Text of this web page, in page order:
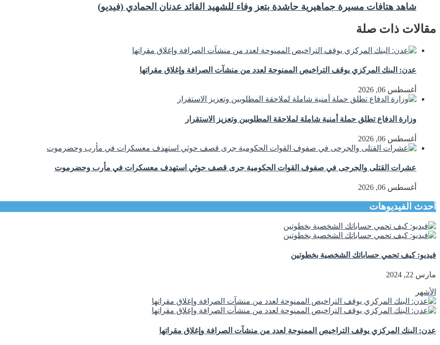
شاهد هتافات مسيرة جماهيرية حاشدة بتعز وفاء للشهيد القائد عدنان الحمادي (فيديو)
مقالات ذات صلة
عدن: البنك المركزي يوقف التراخيص الممنوحة لعدد من منشآت الصرافة وإغلاق مقراتها
أغسطس 06, 2026
وزارة الدفاع تطلق حملة أمنية شاملة لملاحقة المطلوبين وتعزيز الاستقرار
أغسطس 06, 2026
عشرات القتلى والجرحى في صفوف القوات الحكومية جرى قصف حوثي استهدف معسكرات في مأرب وحضرموت
أغسطس 06, 2026
أحدث الفيديوهات
فيديو: كيف تحمي حساباتك الشخصية بخطوتين
مارس 22, 2024
الأشهر
عدن: البنك المركزي يوقف التراخيص الممنوحة لعدد من منشآت الصرافة وإغلاق مقراتها